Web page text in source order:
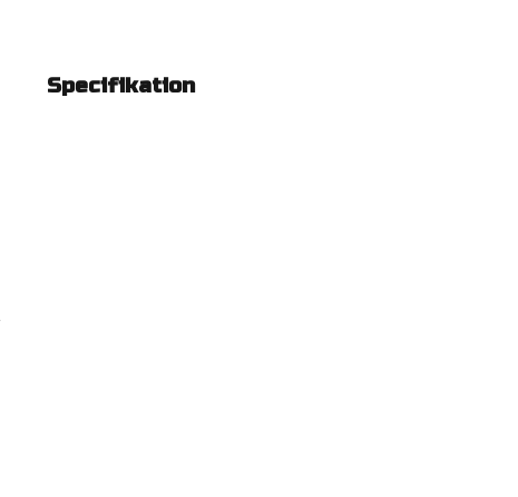
Specifikation